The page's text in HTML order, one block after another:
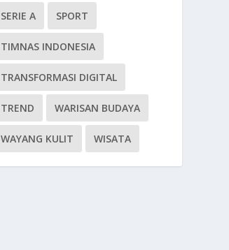
SERIE A SPORT
TIMNAS INDONESIA
TRANSFORMASI DIGITAL
TREND WARISAN BUDAYA
WAYANG KULIT WISATA